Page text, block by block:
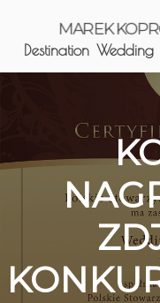
MAREK
Destination